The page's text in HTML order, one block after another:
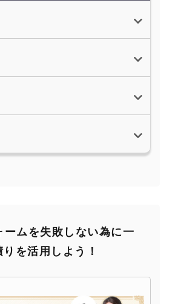
ームを失敗しない為に一
りを活用しよう！